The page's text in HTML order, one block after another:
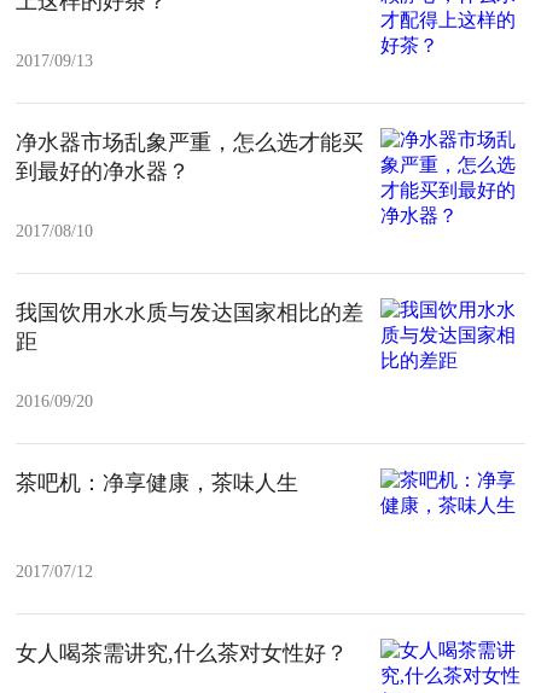
2017/09/13
净水器市场乱象严重，怎么选才能买
到最好的净水器​？
2017/08/10
我国饮用水水质与发达国家相比的差
距
2016/09/20
茶吧机：净享健康，茶味人生
2017/07/12
女人喝茶需讲究,什么茶对女性好？